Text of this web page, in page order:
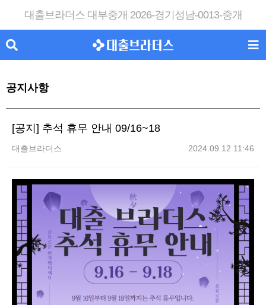
대출브라더스 대부중개 2026-경기성남-0013-중개
공지사항
[공지] 추석 휴무 안내 09/16~18
대출브라더스 2024.09.12 11:46